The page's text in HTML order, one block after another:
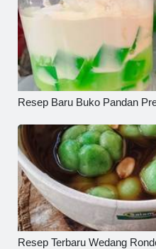
Resep Baru Buko Pandan
Resep Terbaru Wedang